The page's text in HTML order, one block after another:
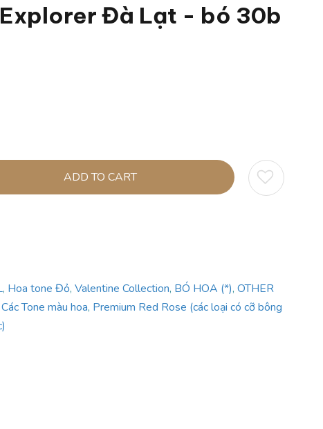
Đà Lạt - bó 30b
ADD TO CART
, Hoa tone Đỏ, Valentine Collection, BÓ HOA (*), OTHER
Các Tone màu hoa, Premium Red Rose (các loại có cỡ bông